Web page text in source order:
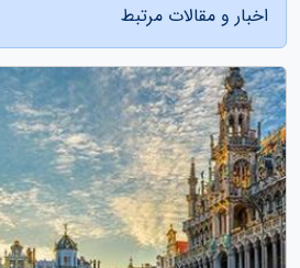
اخبار و مقالات مرتبط